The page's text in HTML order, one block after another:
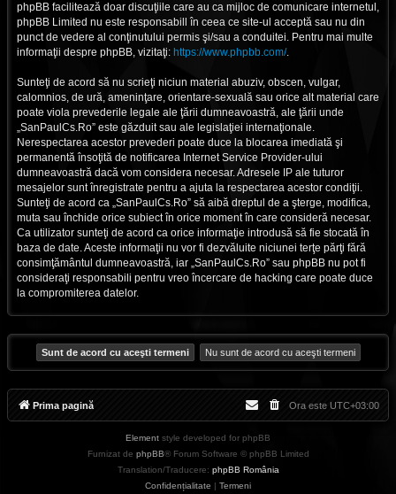
phpBB facilitează doar discuţiile care au ca mijloc de comunicare internetul,
phpBB Limited nu este responsabill în ceea ce site-ul acceptă sau nu din
punct de vedere al conţinutului permis şi/sau a conduitei. Pentru mai multe
informaţii despre phpBB, vizitaţi: https://www.phpbb.com/.
Sunteţi de acord să nu scrieţi niciun material abuziv, obscen, vulgar,
calomnios, de ură, ameninţare, orientare-sexuală sau orice alt material care
poate viola prevederile legale ale ţării dumneavoastră, ale ţării unde
„SanPaulCs.Ro” este găzduit sau ale legislaţiei internaţionale.
Nerespectarea acestor prevederi poate duce la blocarea imediată şi
permanentă însoţită de notificarea Internet Service Provider-ului
dumneavoastră dacă vom considera necesar. Adresele IP ale tuturor
mesajelor sunt înregistrate pentru a ajuta la respectarea acestor condiţii.
Sunteţi de acord ca „SanPaulCs.Ro” să aibă dreptul de a şterge, modifica,
muta sau închide orice subiect în orice moment în care consideră necesar.
Ca utilizator sunteţi de acord ca orice informaţie introdusă să fie stocată în
baza de date. Aceste informaţii nu vor fi dezvăluite niciunei terţe părţi fără
consimţământul dumneavoastră, iar „SanPaulCs.Ro” sau phpBB nu pot fi
consideraţi responsabili pentru vreo încercare de hacking care poate duce
la compromiterea datelor.
Prima pagină Ora este UTC+03:00
Element style developed for phpBB
Furnizat de phpBB® Forum Software © phpBB Limited
Translation/Traducere: phpBB România
Confidențialitate | Termeni